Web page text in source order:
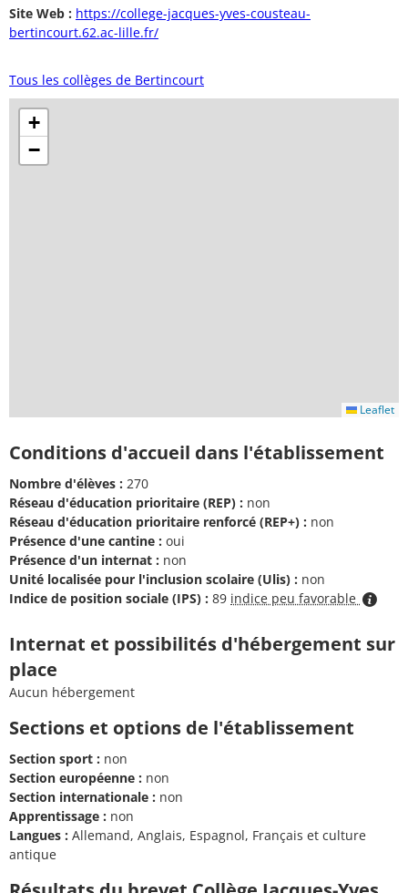
Site Web : https://college-jacques-yves-cousteau-
bertincourt.62.ac-lille.fr/
Tous les collèges de Bertincourt
+
−
Leaflet
Conditions d'accueil dans l'établissement
Nombre d'élèves : 270
Réseau d'éducation prioritaire (REP) : non
Réseau d'éducation prioritaire renforcé (REP+) : non
Présence d'une cantine : oui
Présence d'un internat : non
Unité localisée pour l'inclusion scolaire (Ulis) : non
Indice de position sociale (IPS) : 89 indice peu favorable
Internat et possibilités d'hébergement sur
place
Aucun hébergement
Sections et options de l'établissement
Section sport : non
Section européenne : non
Section internationale : non
Apprentissage : non
Langues : Allemand, Anglais, Espagnol, Français et culture
antique